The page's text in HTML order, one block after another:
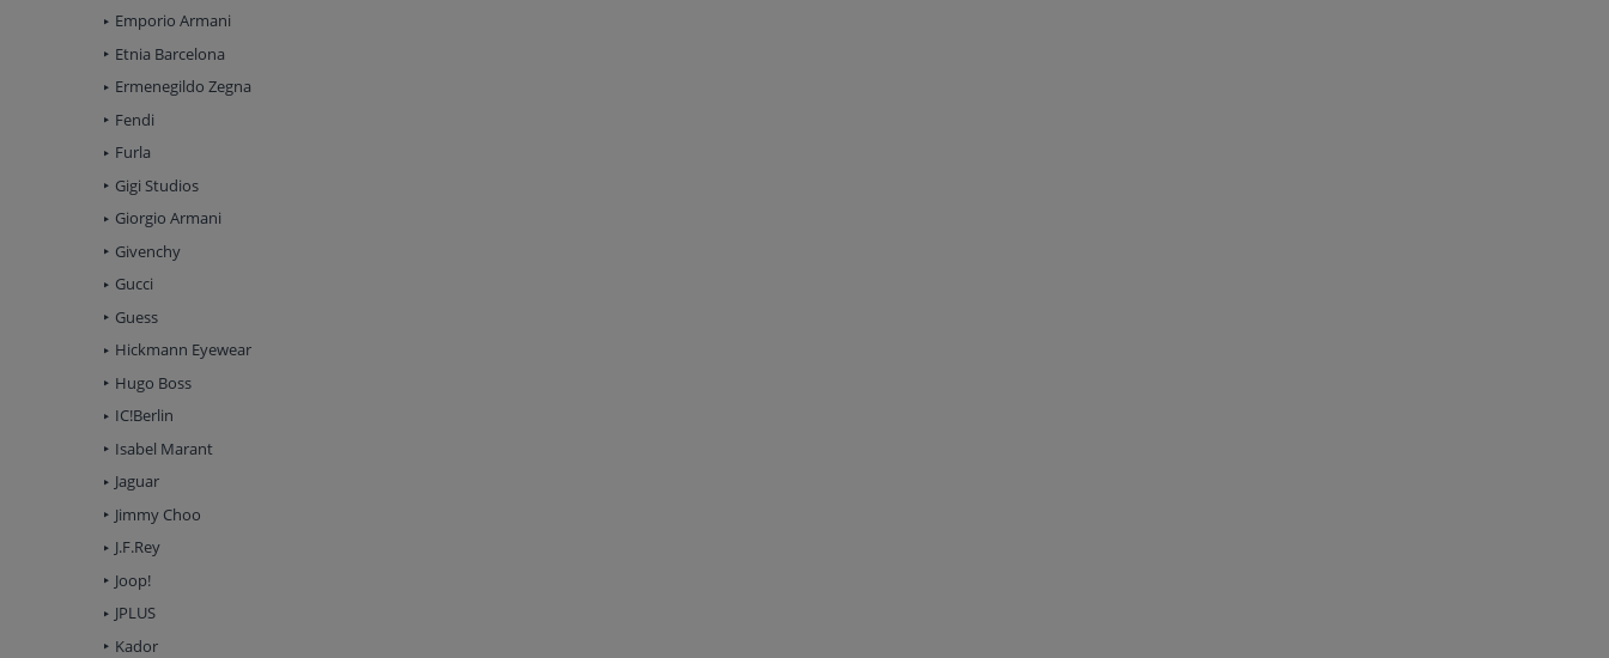
Emporio Armani
Etnia Barcelona
Ermenegildo Zegna
Fendi
Furla
Gigi Studios
Giorgio Armani
Givenchy
Gucci
Guess
Hickmann Eyewear
Hugo Boss
IC!Berlin
Isabel Marant
Jaguar
Jimmy Choo
J.F.Rey
Joop!
JPLUS
Kador